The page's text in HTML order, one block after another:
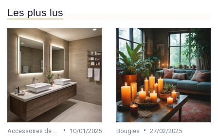
Les plus lus
•
10/01/2025
Bougies • 27/02/2025